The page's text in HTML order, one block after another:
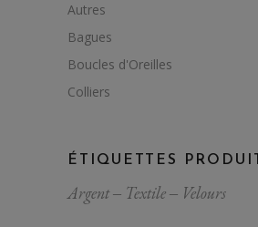
Autres
Bagues
Boucles d'Oreilles
Colliers
ÉTIQUETTES PRODUIT
Argent Textile Velours